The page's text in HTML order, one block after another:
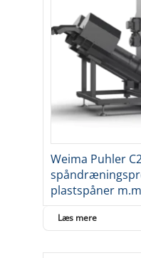
Weima Puhler
plastspåner
Læs mere